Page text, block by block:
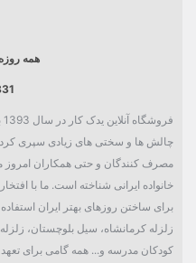
همه روزه تا ۲۴
چالش ها و سختی های زیادی سپری
مصرف کنندگان و حتی همکاران امروز
خانواده ایرانی شناخته است. ما با
برای ساختن روزهای بهتر ایران
زلزله کرمانشاه، سیل بلوچستان،
کودکان مدرسه و... همه گامی برای